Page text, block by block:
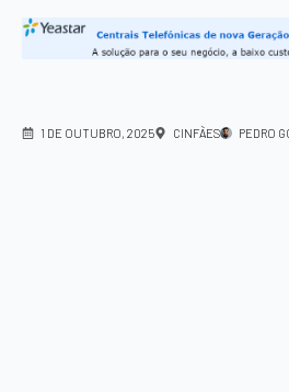
1 DE OUTUBRO, 2025 CINFÃES PEDRO